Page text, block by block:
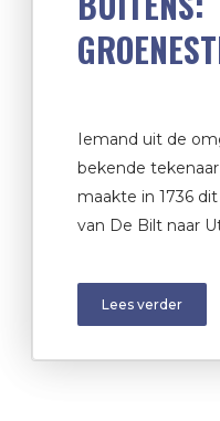
Iemand uit de
bekende
maakte in 1736
van De Bilt naar
Lees verder